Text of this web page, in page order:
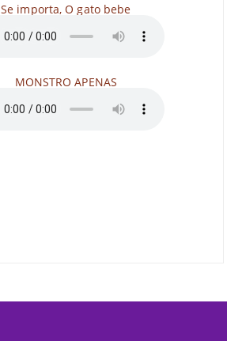
Se importa, O gato bebe
MONSTRO APENAS